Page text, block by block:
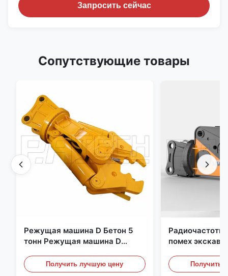
Запросить сейчас
Сопутствующие товары
Режущая машина D Бетон 5
тонн Режущая машина D
Получить лучшую цену
помех
Получить